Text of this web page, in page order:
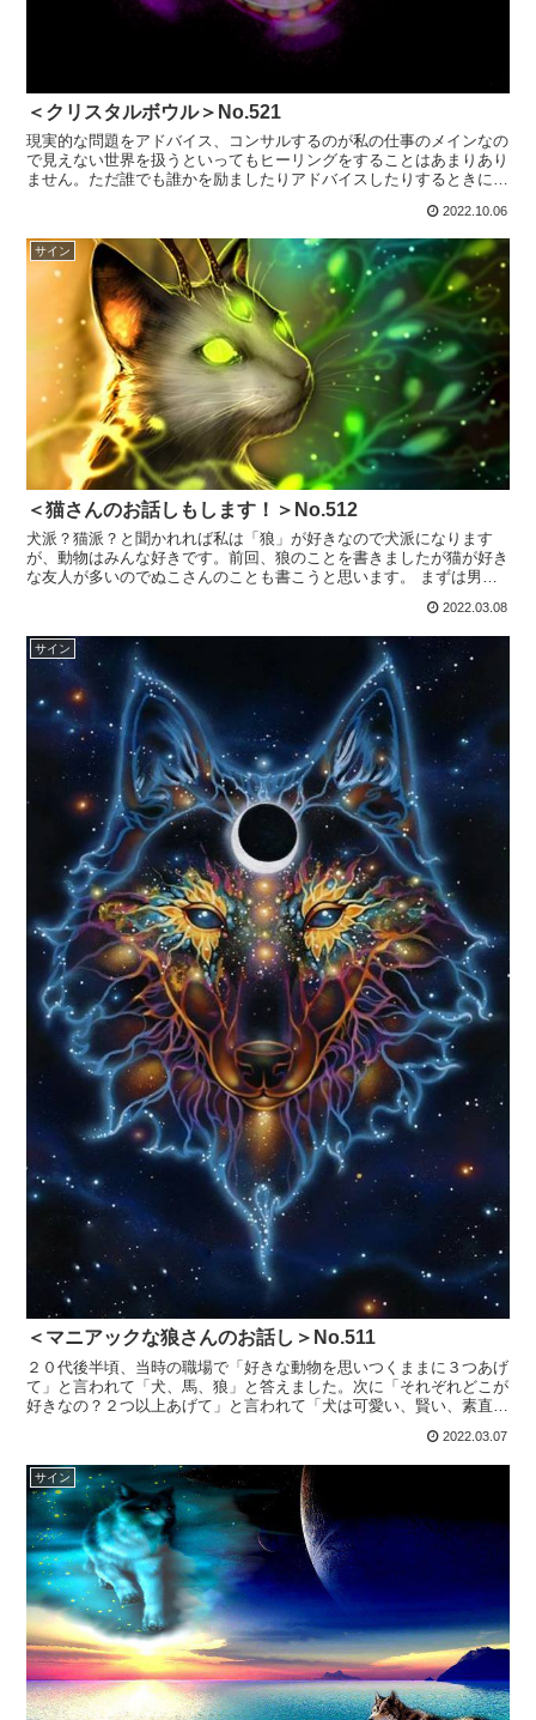
＜クリスタルボウル＞No.521
現実的な問題をアドバイス、コンサルするのが私の仕事のメインなの
で見えない世界を扱うといってもヒーリングをすることはあまりあり
ません。ただ誰でも誰かを励ましたりアドバイスしたりするときに
2022.10.06
サイン
＜猫さんのお話しもします！＞No.512
犬派？猫派？と聞かれれば私は「狼」が好きなので犬派になります
が、動物はみんな好きです。前回、狼のことを書きましたが猫が好き
な友人が多いのでぬこさんのことも書こうと思います。 まずは男性
2022.03.08
サイン
＜マニアックな狼さんのお話し＞No.511
２０代後半頃、当時の職場で「好きな動物を思いつくままに３つあげ
て」と言われて「犬、馬、狼」と答えました。次に「それぞれどこが
好きなの？２つ以上あげて」と言われて「犬は可愛い、賢い、素直」
2022.03.07
サイン